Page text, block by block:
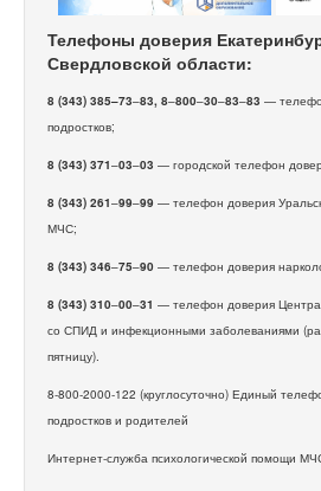
Телефоны доверия
Свердловской области:
8 (343) 385–73–83, 8–800–30–83–83 —
подростков;
8 (343) 371–03–03 — городской телефон
8 (343) 261–99–99 — телефон доверия
МЧС;
8 (343) 346–75–90 — телефон доверия
8 (343) 310–00–31 — телефон доверия
со СПИД и инфекционными заболеваниями
пятницу).
8-800-2000-122 (круглосуточно) Единый
подростков и родителей
Интернет-служба психологической помощи